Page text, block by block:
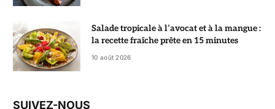
Salade tropicale à l’avocat et à la mangue :
la recette fraîche prête en 15 minutes
10 août 2026
SUIVEZ-NOUS